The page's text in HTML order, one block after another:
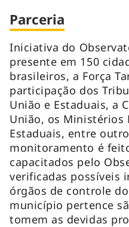
Parceria
Iniciativa do
presente em 150
brasileiros, a Força
participação dos
União e Estaduais, a
União, os Ministérios
Estaduais, entre
monitoramento é
capacitados pelo
verificadas possíveis
órgãos de controle
município pertence
tomem as devidas